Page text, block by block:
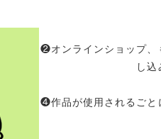
❷オンラインショップ、
し込
❹作品が使用されるごと